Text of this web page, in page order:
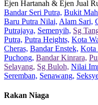
Ejen Hartanah & Ejen Jual
Bandar Seri Putra, Bukit
Baru Putra Nilai, Alam Sari,
Putrajaya, Semenyih, Sg
Putra, Putra Heights, Kota
Cheras, Bandar Enstek, Kota
Puchong, Bandar Kinrara,
Selayang, Sg Buloh, Nilai
Seremban, Senawang,
Rakan Niaga